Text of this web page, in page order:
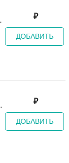
₽
ДОБАВИТЬ
₽
ДОБАВИТЬ